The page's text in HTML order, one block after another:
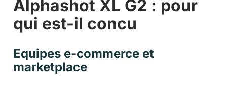
Alphashot XL G2 : pour
qui est-il concu
Equipes e-commerce et
marketplace